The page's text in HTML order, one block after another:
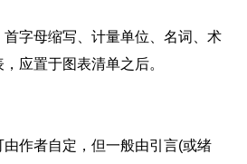
字母缩写、计量单位、名词、术
应置于图表清单之后。
作者自定，但一般由引言(或绪